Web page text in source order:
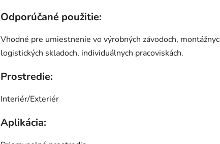
Odporúčané použitie:
Vhodné pre umiestnenie vo výrobných závodoch,
logistických skladoch, individuálnych pracoviskách.
Prostredie:
Interiér/Exteriér
Aplikácia: